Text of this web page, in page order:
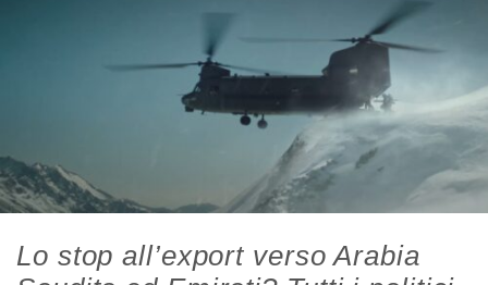
Lo stop all’export verso Arabia